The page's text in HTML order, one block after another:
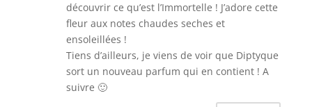
découvrir ce qu’est l’Immortelle ! J’adore cette
fleur aux notes chaudes seches et
ensoleillées !
Tiens d’ailleurs, je viens de voir que Diptyque
sort un nouveau parfum qui en contient ! A
suivre 🙂